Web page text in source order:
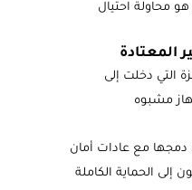
محاولة احتيال
دخلت إلى
مشبوه
دمجها مع عادات أمان
الحماية الكاملة